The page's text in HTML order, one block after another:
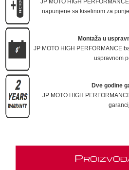
JP MOTO HIGH
napunjene sa kiselinom za
Montaža u
JP MOTO HIGH PERFORMANCE
uspravnom
Dve godine
JP MOTO HIGH
P